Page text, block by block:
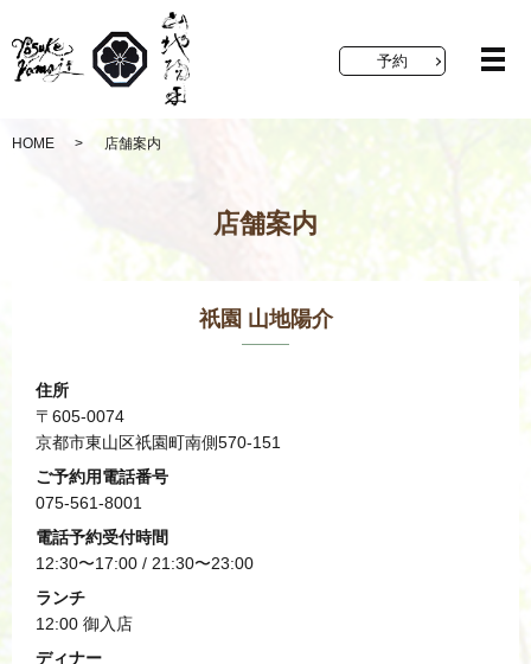
メ
予約
HOME 店舗案内
店舗案内
祇園 山地陽介
住所
〒605-0074
京都市東山区祇園町南側570-151
ご予約用電話番号
075-561-8001
電話予約受付時間
12:30〜17:00 / 21:30〜23:00
ランチ
12:00 御入店
ディナー